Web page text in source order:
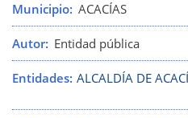
Municipio ACACÍAS
Autor Entidad pública
Entidades ALCALDÍA DE